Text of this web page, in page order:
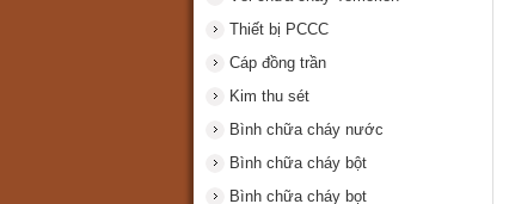
Thiết bị PCCC
Cáp đồng trần
Kim thu sét
Bình chữa cháy nước
Bình chữa cháy bột
Bình chữa cháy bọt